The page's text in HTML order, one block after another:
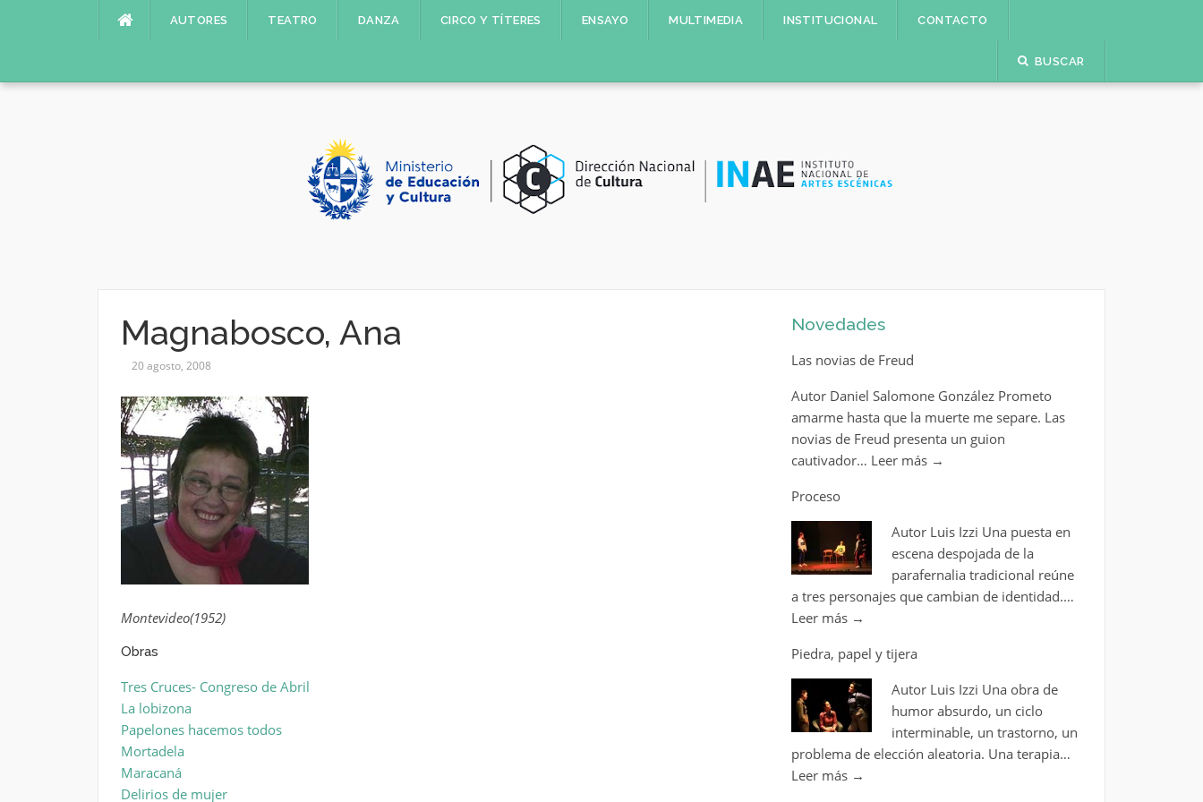
AUTORES TEATRO DANZA CIRCO Y TÍTERES ENSAYO MULTIMEDIA INSTITUCIONAL CONTACTO
BUSCAR
Magnabosco, Ana
20 agosto, 2008
Montevideo(1952)
Obras
Tres Cruces- Congreso de Abril
La lobizona
Papelones hacemos todos
Mortadela
Maracaná
Delirios de mujer
Novedades
Las novias de Freud
Autor Daniel Salomone González Prometo
amarme hasta que la muerte me separe. Las
novias de Freud presenta un guion
cautivador… Leer más →
Proceso
Autor Luis Izzi Una puesta en
escena despojada de la
parafernalia tradicional reúne
a tres personajes que cambian de identidad.…
Leer más →
Piedra, papel y tijera
Autor Luis Izzi Una obra de
humor absurdo, un ciclo
interminable, un trastorno, un
problema de elección aleatoria. Una terapia…
Leer más →